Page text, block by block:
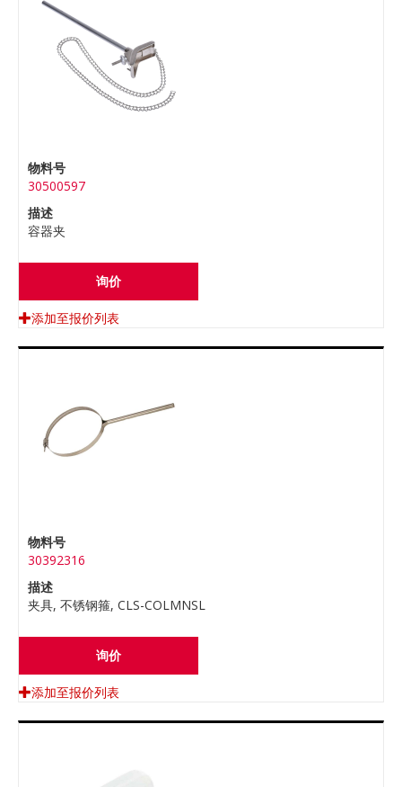
物料号
30500597
描述
容器夹
询价
添加至报价列表
物料号
30392316
描述
夹具, 不锈钢箍, CLS-COLMNSL
询价
添加至报价列表